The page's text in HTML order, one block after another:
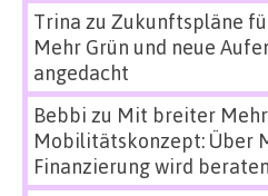
Trina zu Zukunftspläne
Mehr Grün und neue
angedacht
Bebbi zu Mit breiter
Mobilitätskonzept: Über
Finanzierung wird beraten